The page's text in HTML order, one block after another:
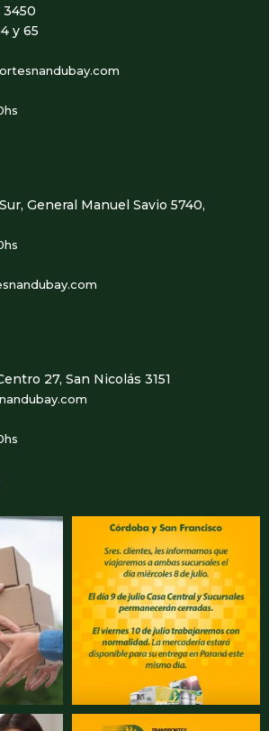
3450
y 65
General Manuel Savio 5740,
27, San Nicolás 3151